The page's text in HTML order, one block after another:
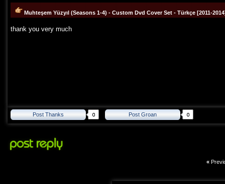
Muhteşem Yüzyıl (Seasons 1-4) - Custom Dvd Cover Set - Türkçe [2011-
thank you very much
Post Thanks Post Groan
«